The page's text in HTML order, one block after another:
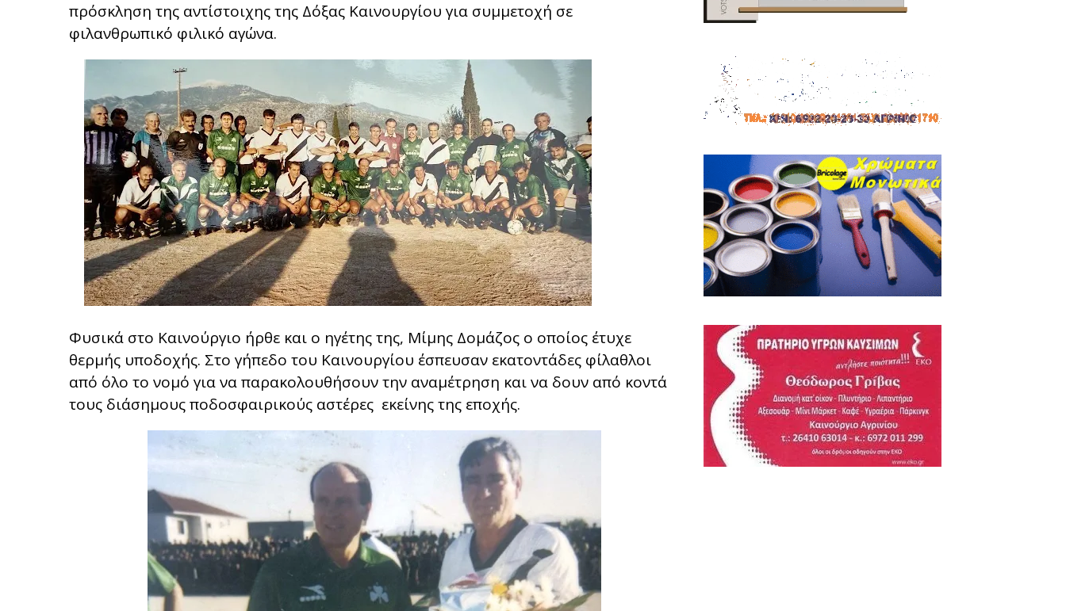
πρόσκληση της αντίστοιχης της Δόξας Καινουργίου για συμμετοχή σε
φιλανθρωπικό φιλικό αγώνα.
Φυσικά στο Καινούργιο ήρθε και ο ηγέτης της, Μίμης Δομάζος ο οποίος έτυχε
θερμής υποδοχής. Στο γήπεδο του Καινουργίου έσπευσαν εκατοντάδες φίλαθλοι
από όλο το νομό για να παρακολουθήσουν την αναμέτρηση και να δουν από κοντά
τους διάσημους ποδοσφαιρικούς αστέρες εκείνης της εποχής.